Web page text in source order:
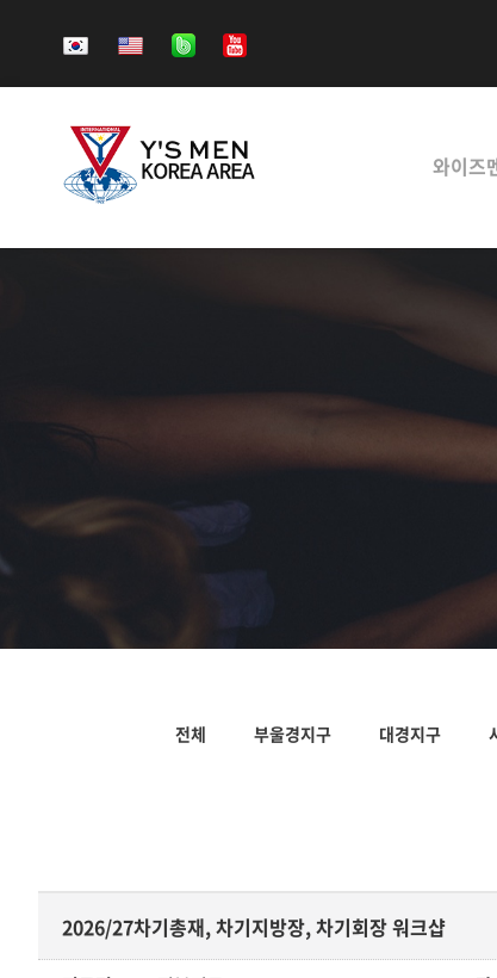
와이즈
전체 부울경지구 대경지구
2026/27차기총재, 차기지방장, 차기회장 워크샵